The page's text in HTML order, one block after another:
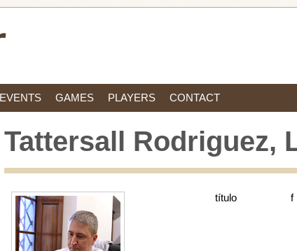
EVENTS GAMES PLAYERS CONTACT
Tattersall Rodriguez,
título f